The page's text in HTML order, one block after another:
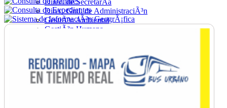
Direc. de SecretarÃ­a
Direc. Gral. de AdministraciÃ³n
GestiÃ³n Ambiental
GestiÃ³n Humana
Ordenamiento
PromociÃ³n Social
Salud
SecretarÃ­a General